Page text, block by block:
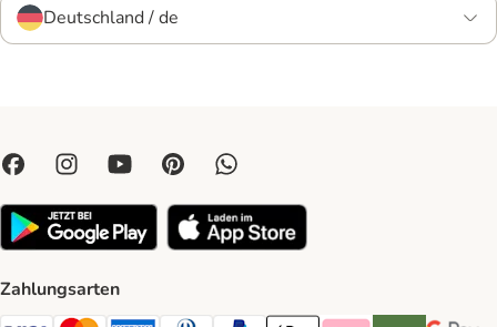
Deutschland / de
Zahlungsarten